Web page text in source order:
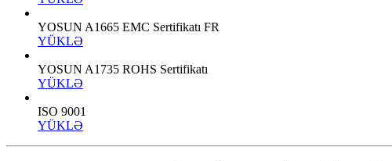
YOSUN A1665 EMC Sertifikatı FR
YÜKLƏ
YOSUN A1735 ROHS Sertifikatı
YÜKLƏ
ISO 9001
YÜKLƏ